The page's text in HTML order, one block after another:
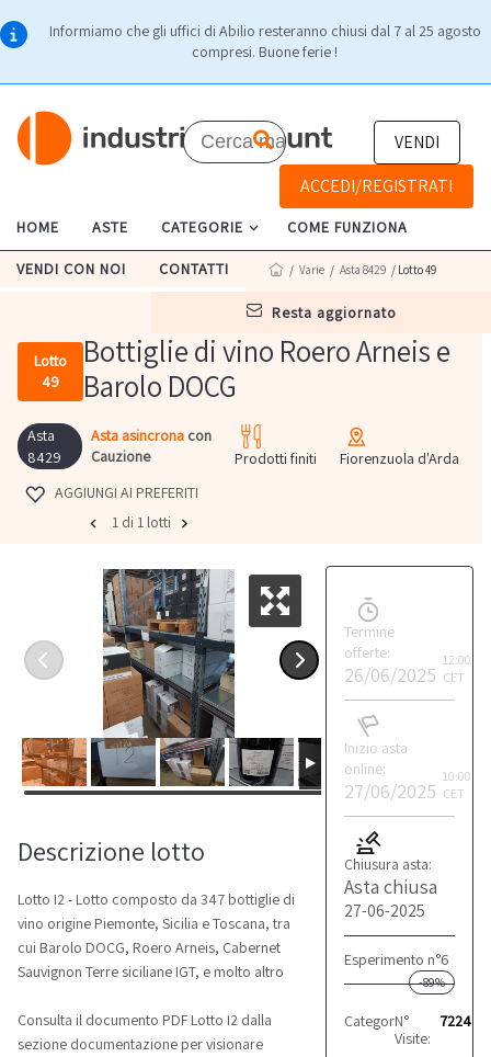
Informiamo che gli uffici di Abilio resteranno chiusi dal 7 al 25 agosto
compresi. Buone ferie !
VENDI
ACCEDI/REGISTRATI
HOME ASTE CATEGORIE COME FUNZIONA
VENDI CON NOI CONTATTI
resta aggiornato
/ Varie / Asta 8429 / Lotto 49
Lotto
49
Bottiglie di vino Roero Arneis e
Barolo DOCG
Asta
8429
Asta asincrona con
Cauzione
Prodotti finiti
Fiorenzuola d'Arda
AGGIUNGI AI PREFERITI
1 di 1 lotti
Termine
offerte:
26/06/2025
12:00
CET
Inizio asta
online:
27/06/2025
10:00
CET
Chiusura asta:
Asta chiusa
27-06-2025
Esperimento n°6
-89%
Categoria: Prodotti
N°
Visite:
7224
Descrizione lotto
Lotto I2 - Lotto composto da 347 bottiglie di
vino origine Piemonte, Sicilia e Toscana, tra
cui Barolo DOCG, Roero Arneis, Cabernet
Sauvignon Terre siciliane IGT, e molto altro
Consulta il documento PDF Lotto I2 dalla
sezione documentazione per visionare